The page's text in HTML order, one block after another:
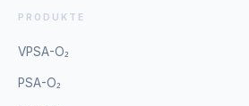
PRODUKTE
VPSA-O₂
PSA-O₂